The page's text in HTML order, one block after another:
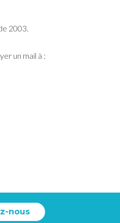
2003.
un mail à :
nous